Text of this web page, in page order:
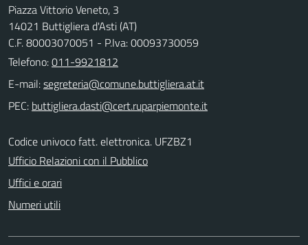
Piazza Vittorio Veneto, 3
14021 Buttigliera d'Asti (AT)
C.F. 80003070051 - P.Iva: 00093730059
Telefono:011-9921812
E-mail:
PEC:
Codice univoco fatt. elettronica. UFZBZ1
Ufficio Relazioni con il Pubblico
Uffici e orari
Numeri utili